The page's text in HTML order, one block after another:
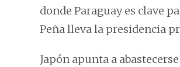
donde Paraguay es clave
Peña lleva la presidencia
Japón apunta a